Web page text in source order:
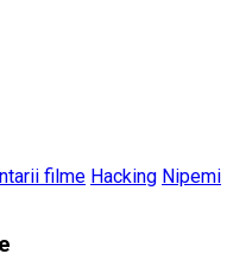
filme Hacking Nipemi